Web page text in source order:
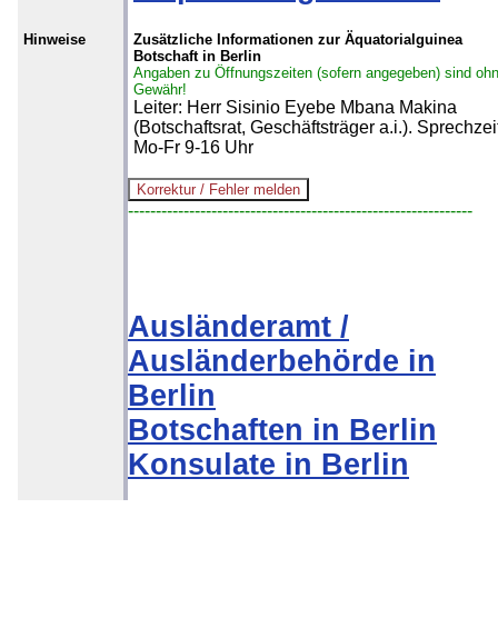
Hinweise
Zusätzliche Informationen zur Äquatorialguinea
Botschaft in Berlin
Angaben zu Öffnungszeiten (sofern angegeben) sind
Gewähr!
Leiter: Herr Sisinio Eyebe Mbana Makina
(Botschaftsrat, Geschäftsträger a.i.).
Mo-Fr 9-16 Uhr
--------------------------------------------------------------
Ausländeramt /
Ausländerbehörde in
Berlin
Botschaften in Berlin
Konsulate in Berlin